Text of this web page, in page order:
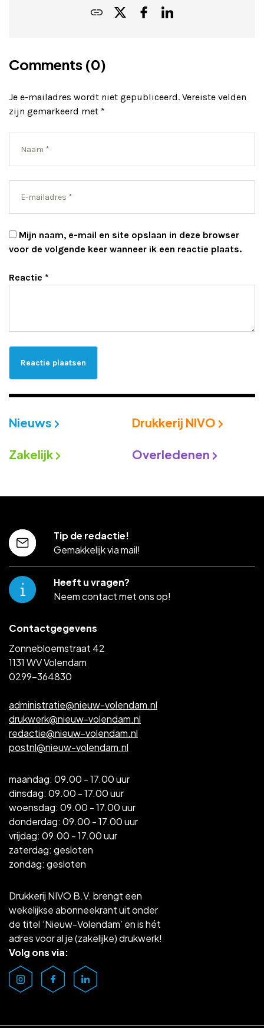
Comments (0)
Je e-mailadres wordt niet gepubliceerd. Vereiste velden
zijn gemarkeerd met *
Mijn naam, e-mail en site opslaan in deze browser
voor de volgende keer wanneer ik een reactie plaats.
Reactie *
Nieuws Drukkerij NIVO
Zakelijk Overledenen
Drukkerij NIVO B.V. brengt een
wekelijkse abonneekrant uit onder
de titel ‘Nieuw-Volendam’ en is hét
adres voor al je (zakelijke) drukwerk!
Volg ons via:
Contactgegevens
Zonnebloemstraat 42
1131 WV Volendam
0299-364830
administratie@nieuw-volendam.nl
drukwerk@nieuw-volendam.nl
redactie@nieuw-volendam.nl
postnl@nieuw-volendam.nl
maandag: 09.00 - 17.00 uur
dinsdag: 09.00 - 17.00 uur
woensdag: 09.00 - 17.00 uur
donderdag: 09.00 - 17.00 uur
vrijdag: 09.00 - 17.00 uur
zaterdag: gesloten
zondag: gesloten
Tip de redactie!
Gemakkelijk via mail!
Heeft u vragen?
Neem contact met ons op!